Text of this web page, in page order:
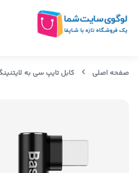
صفحه اصلی کابل تایپ سی به